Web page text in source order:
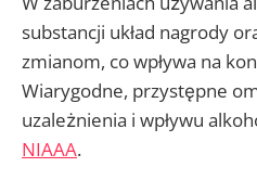
substancji układ nagrody
zmianom, co wpływa na
Wiarygodne, przystępne
uzależnienia i wpływu
NIAAA.